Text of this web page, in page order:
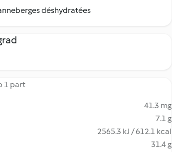
déshydratées
1 part
41.3 mg
7.1 g
2565.3 kJ / 612.1 kcal
31.4 g